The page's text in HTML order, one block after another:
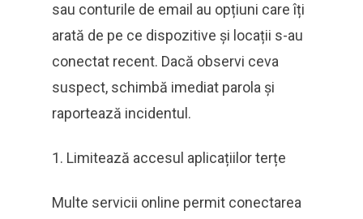
sau conturile de email au opțiuni care îți
arată de pe ce dispozitive și locații s-au
conectat recent. Dacă observi ceva
suspect, schimbă imediat parola și
raportează incidentul.
Limitează accesul aplicațiilor terțe
Multe servicii online permit conectarea